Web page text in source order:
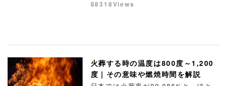
88318Views
火葬する時の温度は800度～1,200
度｜その意味や燃焼時間を解説